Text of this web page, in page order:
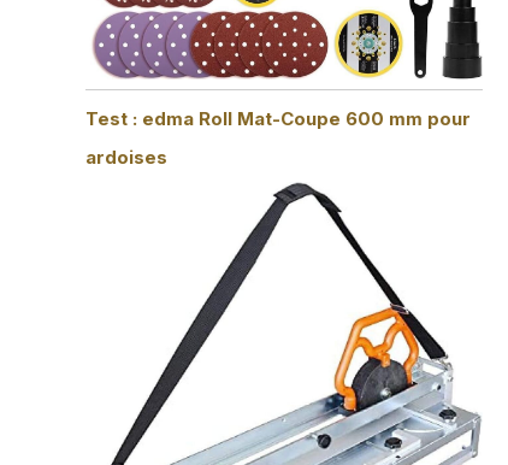
Test : edma Roll Mat-Coupe 600 mm pour
ardoises